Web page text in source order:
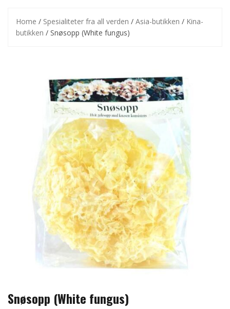
Home / Spesialiteter fra all verden / Asia-butikken / Kina-
butikken / Snøsopp (White fungus)
Snøsopp (White fungus)